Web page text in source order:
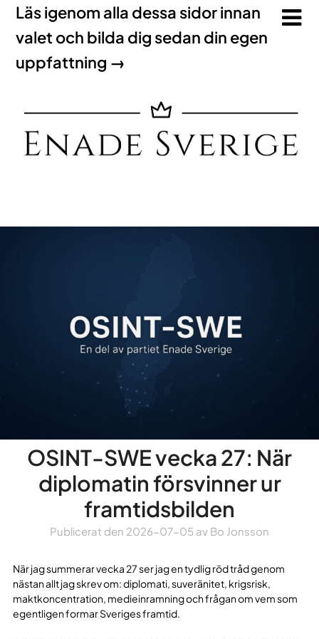
Läs igenom alla dessa sidor innan
valet och bilda dig sedan din egen
uppfattning →
OSINT-SWE vecka 27: När
diplomatin försvinner ur
framtidsbilden
Publicerat den 2026-07-05 av Bo Jonsson
När jag summerar vecka 27 ser jag en tydlig röd tråd genom
nästan allt jag skrev om: diplomati, suveränitet, krigsrisk,
maktkoncentration, medieinramning och frågan om vem som
egentligen formar Sveriges framtid.